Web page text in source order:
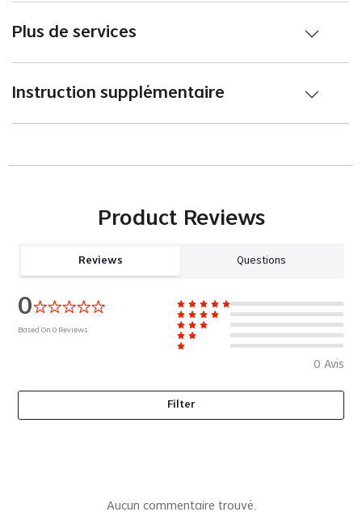
Plus de services
Instruction supplémentaire
Product Reviews
Reviews Questions
0
Based On0 Reviews
0 Avis
Filter
Aucun commentaire trouvé.